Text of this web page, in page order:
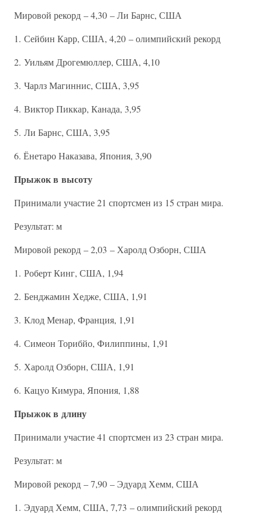
Мировой рекорд – 4,30 – Ли Барнс, США
1. Сейбин Карр, США, 4,20 – олимпийский рекорд
2. Уильям Дрогемюллер, США, 4,10
3. Чарлз Магиннис, США, 3,95
4. Виктор Пиккар, Канада, 3,95
5. Ли Барнс, США, 3,95
6. Ёнетаро Наказава, Япония, 3,90
Прыжок в высоту
Принимали участие 21 спортсмен из 15 стран мира.
Результат: м
Мировой рекорд – 2,03 – Харолд Озборн, США
1. Роберт Кинг, США, 1,94
2. Бенджамин Хедже, США, 1,91
3. Клод Менар, Франция, 1,91
4. Симеон Торибйо, Филиппины, 1,91
5. Харолд Озборн, США, 1,91
6. Кацуо Кимура, Япония, 1,88
Прыжок в длину
Принимали участие 41 спортсмен из 23 стран мира.
Результат: м
Мировой рекорд – 7,90 – Эдуард Хемм, США
1. Эдуард Хемм, США, 7,73 – олимпийский рекорд